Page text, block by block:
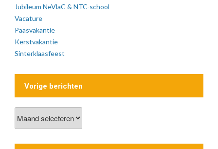
Jubileum NeVlaC & NTC-school
Vacature
Paasvakantie
Kerstvakantie
Sinterklaasfeest
Vorige berichten
berichten